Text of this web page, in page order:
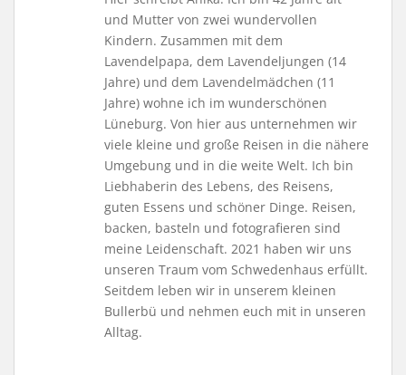
und Mutter von zwei wundervollen
Kindern. Zusammen mit dem
Lavendelpapa, dem Lavendeljungen (14
Jahre) und dem Lavendelmädchen (11
Jahre) wohne ich im wunderschönen
Lüneburg. Von hier aus unternehmen wir
viele kleine und große Reisen in die nähere
Umgebung und in die weite Welt. Ich bin
Liebhaberin des Lebens, des Reisens,
guten Essens und schöner Dinge. Reisen,
backen, basteln und fotografieren sind
meine Leidenschaft. 2021 haben wir uns
unseren Traum vom Schwedenhaus erfüllt.
Seitdem leben wir in unserem kleinen
Bullerbü und nehmen euch mit in unseren
Alltag.